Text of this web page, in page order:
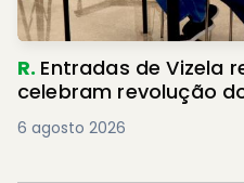
R. Entradas de Vizela
celebram revolução
6 agosto 2026